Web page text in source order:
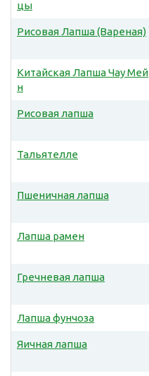
цы
Рисовая Лапша (Вареная)
Китайская Лапша Чау Мей
н
Рисовая лапша
Тальятелле
Пшеничная лапша
Лапша рамен
Гречневая лапша
Лапша фунчоза
Яичная лапша